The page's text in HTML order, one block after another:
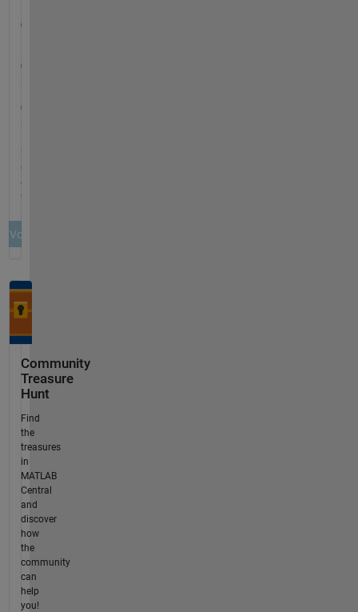
Community
Treasure
Hunt
Find
the
treasures
in
MATLAB
Central
and
discover
how
the
community
can
help
you!